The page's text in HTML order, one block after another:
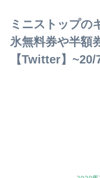
ミニストップの
氷無料券や半額
【Twitter】~20/